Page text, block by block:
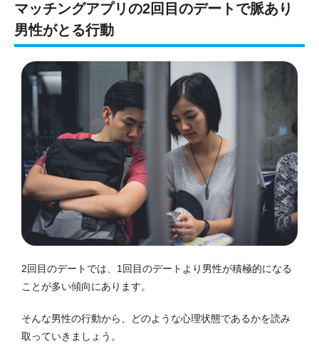
マッチングアプリの2回目のデートで脈あり
男性がとる行動
2回目のデートでは、1回目のデートより男性が積極的になる
ことが多い傾向にあります。
そんな男性の行動から、どのような心理状態であるかを読み
取っていきましょう。